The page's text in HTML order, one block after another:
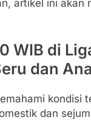
artikel ini akan
WIB di
dan
kondisi
dan